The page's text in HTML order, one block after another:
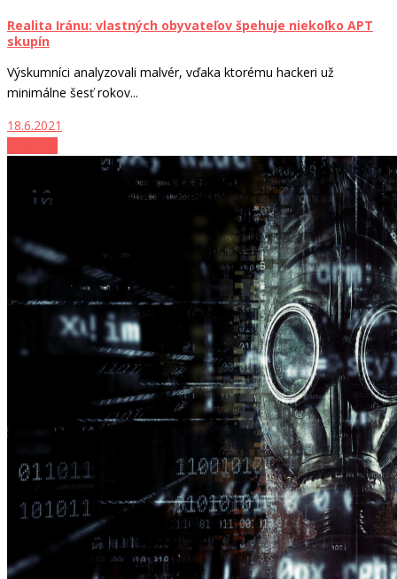
Realita Iránu: vlastných obyvateľov špehuje niekoľko APT
skupín
Výskumníci analyzovali malvér, vďaka ktorému hackeri už
minimálne šesť rokov...
18.6.2021